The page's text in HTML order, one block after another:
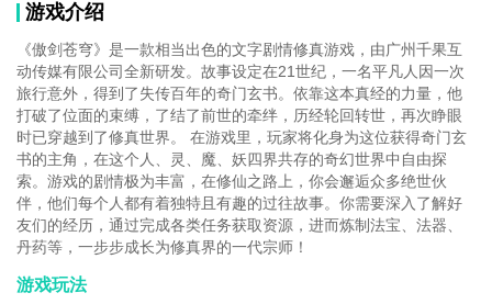
游戏介绍
《傲剑苍穹》是一款相当出色的文字剧情修真游戏，由广州千果互
动传媒有限公司全新研发。故事设定在21世纪，一名平凡人因一次
旅行意外，得到了失传百年的奇门玄书。依靠这本真经的力量，他
打破了位面的束缚，了结了前世的牵绊，历经轮回转世，再次睁眼
时已穿越到了修真世界。 在游戏里，玩家将化身为这位获得奇门玄
书的主角，在这个人、灵、魔、妖四界共存的奇幻世界中自由探
索。游戏的剧情极为丰富，在修仙之路上，你会邂逅众多绝世伙
伴，他们每个人都有着独特且有趣的过往故事。你需要深入了解好
友们的经历，通过完成各类任务获取资源，进而炼制法宝、法器、
丹药等，一步步成长为修真界的一代宗师！
游戏玩法